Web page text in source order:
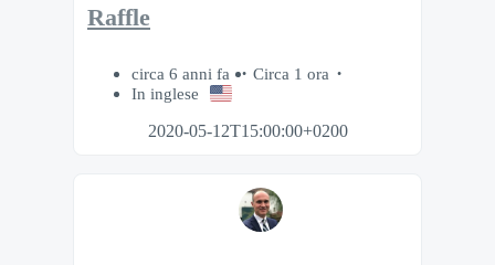
Raffle
circa 6 anni fa
Circa 1 ora
In inglese
2020-05-12T15:00:00+0200